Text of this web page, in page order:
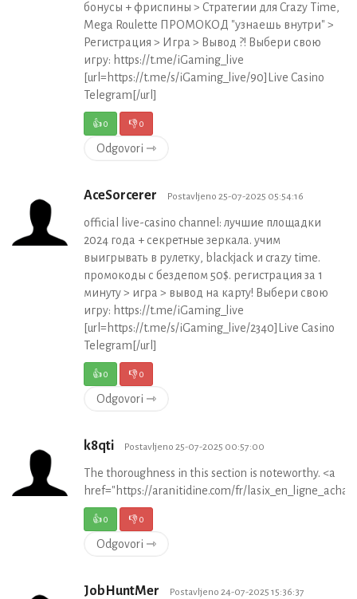
бонусы + фриспины > Стратегии для Crazy Time,
Mega Roulette ПРОМОКОД "узнаешь внутри" >
Регистрация > Игра > Вывод ?! Выбери свою
игру: https://t.me/iGaming_live
[url=https://t.me/s/iGaming_live/90]Live Casino
Telegram[/url]
👍0 👎0
Odgovori ⇾
AceSorcerer Postavljeno 25-07-2025 05:54:16
official live-casino channel: лучшие площадки
2024 года + секретные зеркала. учим
выигрывать в рулетку, blackjack и crazy time.
промокоды с бездепом 50$. регистрация за 1
минуту > игра > вывод на карту! Выбери свою
игру: https://t.me/iGaming_live
[url=https://t.me/s/iGaming_live/2340]Live Casino
Telegram[/url]
👍0 👎0
Odgovori ⇾
k8qti Postavljeno 25-07-2025 00:57:00
The thoroughness in this section is noteworthy. <a
href="https://aranitidine.com/fr/
👍0 👎0
Odgovori ⇾
JobHuntMer Postavljeno 24-07-2025 15:36:37